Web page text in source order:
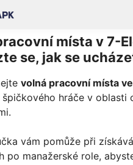
místa v 7-
se, jak se
volná pracovní místa
špičkového hráče v oblasti
vám pomůže při
po manažerské role,